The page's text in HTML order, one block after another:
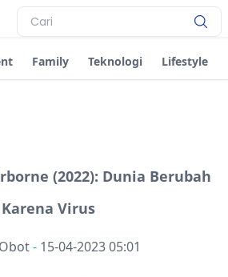
Family Teknologi Lifestyle
(2022): Dunia Berubah
Karena Virus
- 15-04-2023 05:01